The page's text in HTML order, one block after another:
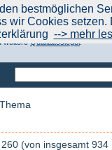
Nachrichten|
weitereQualitätssiegel.
(von insgesamt
bestmöglichen
wir Cookies
--> mehr